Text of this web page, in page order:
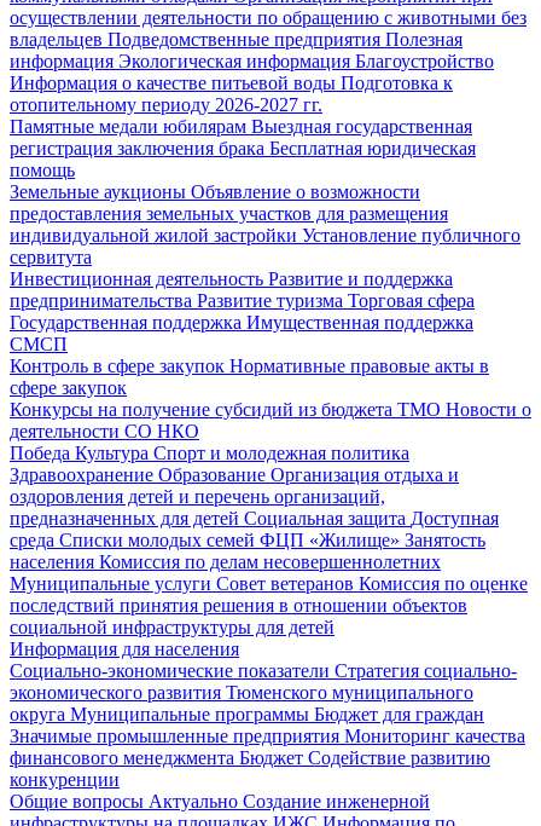
осуществлении деятельности по обращению с животными без
владельцев Подведомственные предприятия Полезная
информация Экологическая информация Благоустройство
Информация о качестве питьевой воды Подготовка к
отопительному периоду 2026-2027 гг.
Памятные медали юбилярам Выездная государственная
регистрация заключения брака Бесплатная юридическая
помощь
Земельные аукционы Объявление о возможности
предоставления земельных участков для размещения
индивидуальной жилой застройки Установление публичного
сервитута
Инвестиционная деятельность Развитие и поддержка
предпринимательства Развитие туризма Торговая сфера
Государственная поддержка Имущественная поддержка
СМСП
Контроль в сфере закупок Нормативные правовые акты в
сфере закупок
Конкурсы на получение субсидий из бюджета ТМО Новости о
деятельности СО НКО
Победа Культура Спорт и молодежная политика
Здравоохранение Образование Организация отдыха и
оздоровления детей и перечень организаций,
предназначенных для детей Социальная защита Доступная
среда Списки молодых семей ФЦП «Жилище» Занятость
населения Комиссия по делам несовершеннолетних
Муниципальные услуги Совет ветеранов Комиссия по оценке
последствий принятия решения в отношении объектов
социальной инфраструктуры для детей
Информация для населения
Социально-экономические показатели Стратегия социально-
экономического развития Тюменского муниципального
округа Муниципальные программы Бюджет для граждан
Значимые промышленные предприятия Мониторинг качества
финансового менеджмента Бюджет Содействие развитию
конкуренции
Общие вопросы Актуально Создание инженерной